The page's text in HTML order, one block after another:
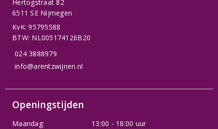
Hertogstraat 82
6511 SE Nijmegen
KvK: 95795588
BTW: NL005174126B20
024 3888979
info@arentzwijnen.nl
Openingstijden
Maandag:
13:00 - 18:00 uur